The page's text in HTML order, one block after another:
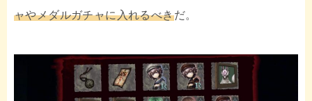
ャやメダルガチャに入れるべきだ。